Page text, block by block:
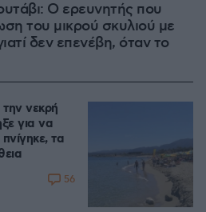
Ο ερευνητής που
του μικρού σκυλιού με
δεν επενέβη, όταν το
νεκρή
για να
τα
56